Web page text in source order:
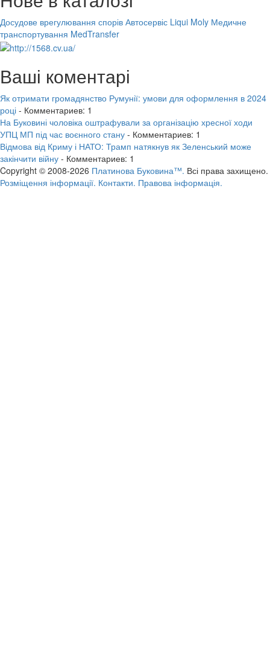
Досудове врегулювання спорів Автосервіс Liqui Moly Медичне
транспортування MedTransfer
Ваші коментарі
Як отримати громадянство Румунії: умови для оформлення в 2024
році - Комментариев: 1
На Буковині чоловіка оштрафували за організацію хресної ходи
УПЦ МП під час воєнного стану - Комментариев: 1
Відмова від Криму і НАТО: Трамп натякнув як Зеленський може
закінчити війну - Комментариев: 1
Copyright © 2008-2026 Платинова Буковина™. Всі права захищено.
Розміщення інформації. Контакти. Правова інформація.